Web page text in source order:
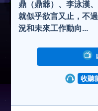
鼎（鼎爺）、李泳漢
就似乎欲言又止，不
況和未來工作動向...
收聽